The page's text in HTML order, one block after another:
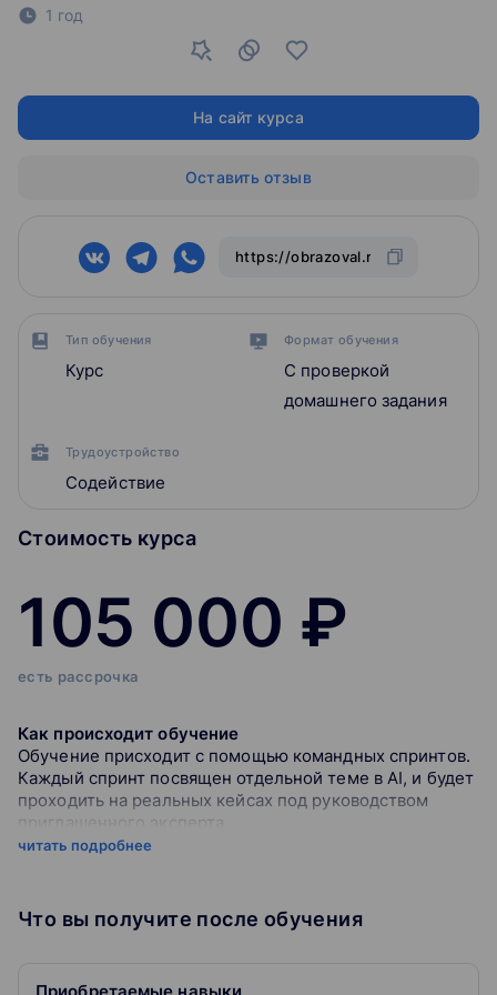
Тип обучения
Курс
Формат обучения
С проверкой
домашнего задания
Трудоустройство
Содействие
Стоимость курса
105 000 ₽
есть рассрочка
Как происходит обучение
Обучение присходит с помощью командных спринтов.
Каждый спринт посвящен отдельной теме в AI, и будет
проходить на реальных кейсах под руководством
приглашенного эксперта.
- Расскажем какие знания необходимы для решения
читать подробнее
Что вы получите после обучения
1 год
На сайт курса
Оставить отзыв